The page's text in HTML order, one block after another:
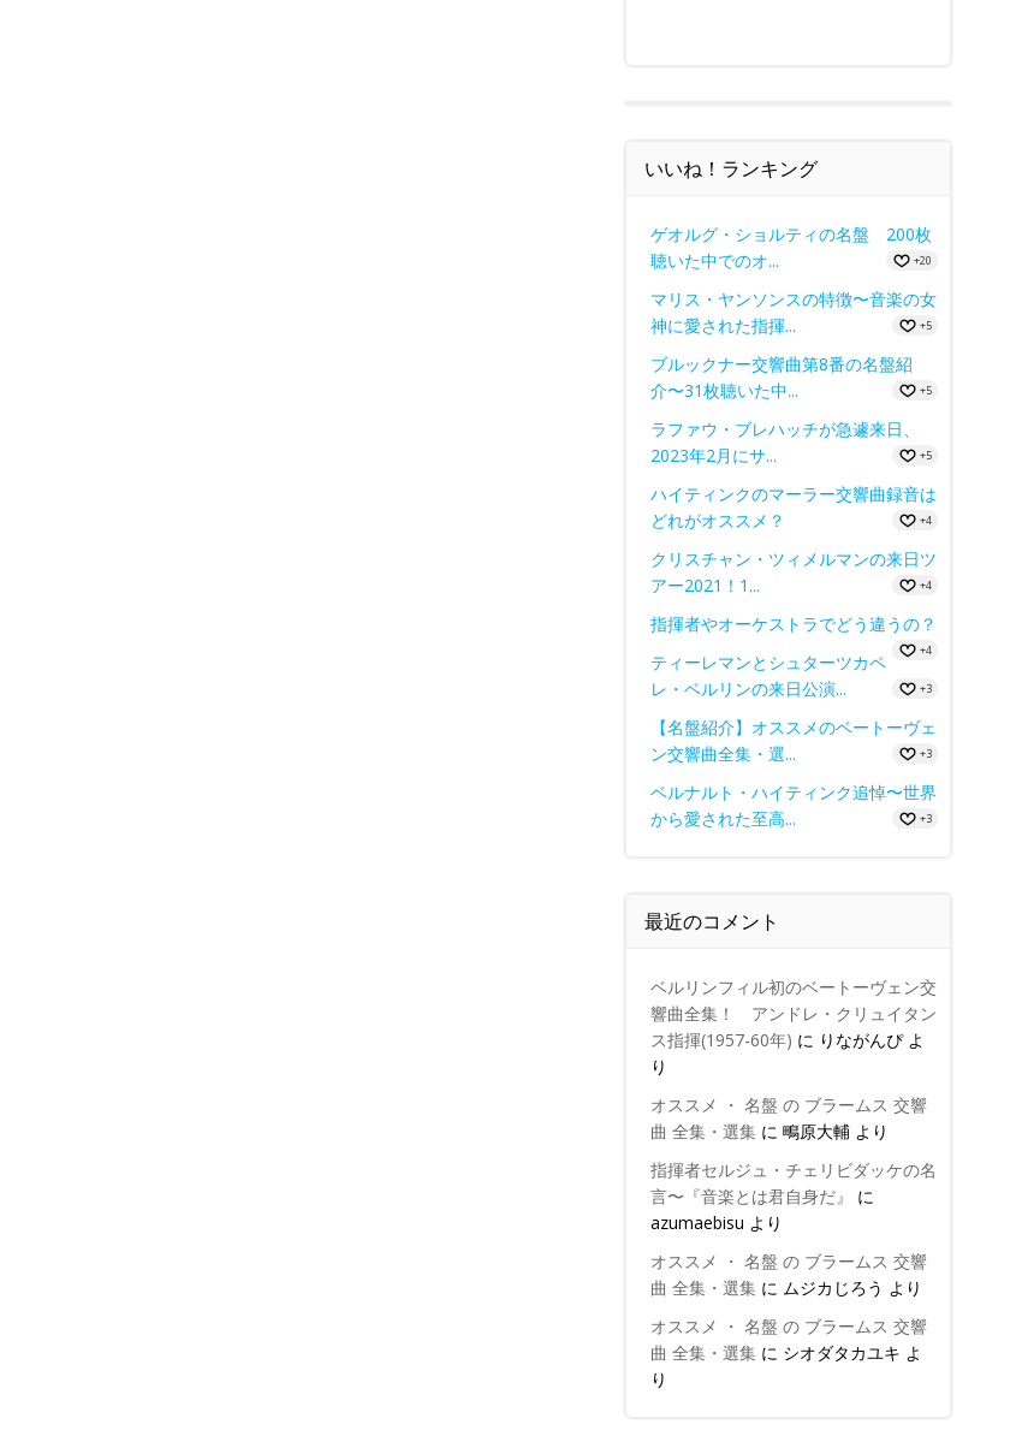
いいね！ランキング
ゲオルグ・ショルティの名盤 200枚
聴いた中でのオ...
+20
マリス・ヤンソンスの特徴〜音楽の女
神に愛された指揮...
+5
ブルックナー交響曲第8番の名盤紹
介〜31枚聴いた中...
+5
ラファウ・ブレハッチが急遽来日、
2023年2月にサ...
+5
ハイティンクのマーラー交響曲録音は
どれがオススメ？
+4
クリスチャン・ツィメルマンの来日ツ
アー2021！1...
+4
指揮者やオーケストラでどう違うの？
+4
ティーレマンとシュターツカペ
レ・ベルリンの来日公演...
+3
【名盤紹介】オススメのベートーヴェ
ン交響曲全集・選...
+3
ベルナルト・ハイティンク追悼〜世界
から愛された至高...
+3
最近のコメント
ベルリンフィル初のベートーヴェン交
響曲全集！ アンドレ・クリュイタン
ス指揮(1957-60年) に りながんぴよ
り
オススメ ・ 名盤 の ブラームス 交響
曲 全集・選集に 鴫原大輔より
指揮者セルジュ・チェリビダッケの名
言〜『音楽とは君自身だ』
に
azumaebisu より
オススメ ・ 名盤 の ブラームス 交響
曲 全集・選集に ムジカじろう より
オススメ ・ 名盤 の ブラームス 交響
曲 全集・選集に シオダタカユキ よ
り